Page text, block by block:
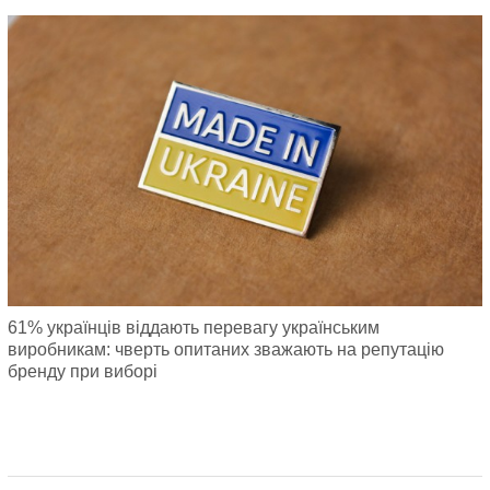
61% українців віддають перевагу українським
виробникам: чверть опитаних зважають на репутацію
бренду при виборі